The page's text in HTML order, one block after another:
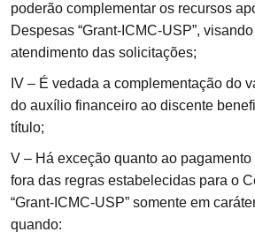
poderão complementar os recursos
Despesas “Grant-ICMC-USP”,
atendimento das solicitações;
IV – É vedada a complementação do
do auxílio financeiro ao discente
título;
V – Há exceção quanto ao
fora das regras estabelecidas para o
“Grant-ICMC-USP” somente em
quando: